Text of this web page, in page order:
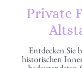
Private
Entdecken Sie
historischen